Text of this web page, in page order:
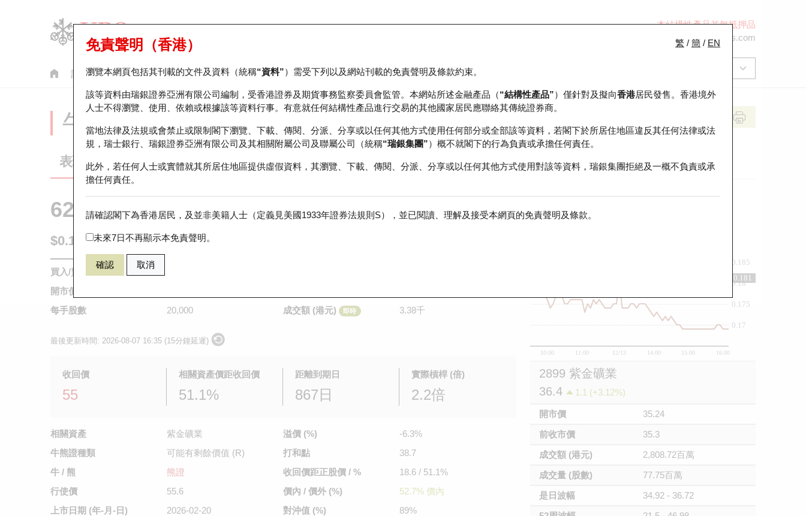
本結構性產品並無抵押品
ol-hkwarrants@ubs.com
認股證 牛熊證 美股指數產品 輪證市場統計 正股資料及市場統計 瑞銀輪證教室
繁 / 簡 / EN
免責聲明（香港）
瀏覽本網頁包括其刊載的文件及資料（統稱“資料”）需受下列以及網站刊載的免責聲明及條款約束。
該等資料由瑞銀證券亞洲有限公司編制，受香港證券及期貨事務監察委員會監管。本網站所述金融產品（“結構性產品”）僅針對及擬向香港居民發售。香港境外
人士不得瀏覽、使用、依賴或根據該等資料行事。有意就任何結構性產品進行交易的其他國家居民應聯絡其傳統證券商。
當地法律及法規或會禁止或限制閣下瀏覽、下載、傳閱、分派、分享或以任何其他方式使用任何部分或全部該等資料，若閣下於所居住地區違反其任何法律或法
規，瑞士銀行、瑞銀證券亞洲有限公司及其相關附屬公司及聯屬公司（統稱“瑞銀集團”）概不就閣下的行為負責或承擔任何責任。
此外，若任何人士或實體就其所居住地區提供虛假資料，其瀏覽、下載、傳閱、分派、分享或以任何其他方式使用對該等資料，瑞銀集團拒絕及一概不負責或承
擔任何責任。
請確認閣下為香港居民，及並非美籍人士（定義見美國1933年證券法規則S），並已閱讀、理解及接受本網頁的免責聲明及條款。
未來7日不再顯示本免責聲明。
確認 取消
牛熊證分析儀
表現 街貨統計 比較
62677 瑞銀熊證 2899 紫金礦業
$0.169 0.012 (-6.63%) 即時
買入/賣出價
開市價
每手股數
20,000
成交額 (港元)
即時 3.38千
最後更新時間: 2026-08-07 16:35 (15分鐘延遲)
收回價
55
相關資產價距收回價
51.1%
距離到期日
867日
實際槓桿 (倍)
2.2倍
相關資產
紫金礦業
牛熊證種類
可能有剩餘價值 (R)
牛 / 熊
熊證
行使價
55.6
上市日期 (年-月-日)
2026-02-20
溢價 (%)
-6.3%
打和點
38.7
收回價距正股價 / %
18.6 / 51.1%
價內 / 價外 (%)
52.7% 價內
對沖值 (%)
89%
10:00 11:00 12/13 14:00 15:00 16:00
0.17
0.175
0.18
0.185
0.181
2899 紫金礦業
36.4
1.1 (+3.12%)
開市價
35.24
前收市價
35.3
成交額 (港元)
2,808.72百萬
成交量 (股數)
77.75百萬
是日波幅
34.92 - 36.72